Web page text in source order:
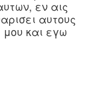
εν αις
αυτους
μου και εγω